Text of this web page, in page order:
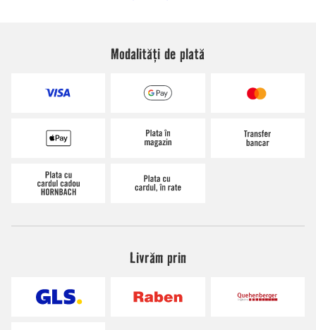
Modalități de plată
Livrăm prin